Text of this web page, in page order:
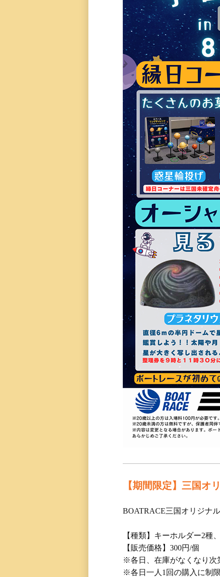
【期間限定】三国オ
BOATRACE三国オリジナ
【種類】キーホルダー2種
【販売価格】300円/個
※各日、在庫がなくなり次
※各日一人1回の購入に制